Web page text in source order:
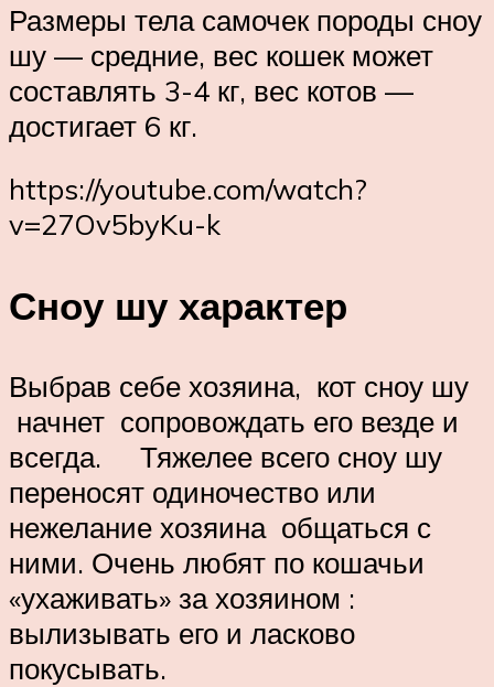
Размеры тела самочек породы сноу
шу — средние, вес кошек может
составлять 3-4 кг, вес котов —
достигает 6 кг.
https://youtube.com/watch?
v=27Ov5byKu-k
Сноу шу характер
Выбрав себе хозяина, кот сноу шу
начнет сопровождать его везде и
всегда. Тяжелее всего сноу шу
переносят одиночество или
нежелание хозяина общаться с
ними. Очень любят по кошачьи
«ухаживать» за хозяином :
вылизывать его и ласково
покусывать.